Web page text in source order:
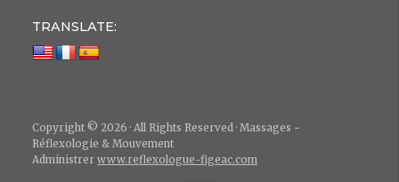
TRANSLATE:
Copyright © 2026 · All Rights Reserved · Massages ~
Réflexologie & Mouvement
Administrer www.reflexologue-figeac.com